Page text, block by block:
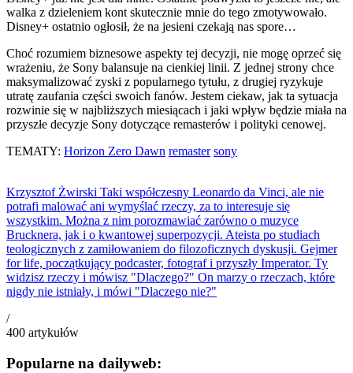
walka z dzieleniem kont skutecznie mnie do tego zmotywowało.
Disney+ ostatnio ogłosił, że na jesieni czekają nas spore…
Choć rozumiem biznesowe aspekty tej decyzji, nie mogę oprzeć się
wrażeniu, że Sony balansuje na cienkiej linii. Z jednej strony chce
maksymalizować zyski z popularnego tytułu, z drugiej ryzykuje
utratę zaufania części swoich fanów. Jestem ciekaw, jak ta sytuacja
rozwinie się w najbliższych miesiącach i jaki wpływ będzie miała na
przyszłe decyzje Sony dotyczące remasterów i polityki cenowej.
TEMATY: Horizon Zero Dawn remaster sony
Krzysztof Żwirski Taki współczesny Leonardo da Vinci, ale nie
potrafi malować ani wymyślać rzeczy, za to interesuje się
wszystkim. Można z nim porozmawiać zarówno o muzyce
Brucknera, jak i o kwantowej superpozycji. Ateista po studiach
teologicznych z zamiłowaniem do filozoficznych dyskusji. Gejmer
for life, początkujący podcaster, fotograf i przyszły Imperator. Ty
widzisz rzeczy i mówisz "Dlaczego?" On marzy o rzeczach, które
nigdy nie istniały, i mówi "Dlaczego nie?"
/
400 artykułów
Popularne na dailyweb: